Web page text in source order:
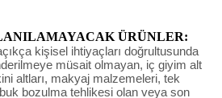
ÜRÜNLER:
kişisel ihtiyaçları doğrultusunda
müsait olmayan, iç giyim alt
altları, makyaj malzemeleri, tek
bozulma tehlikesi olan veya son